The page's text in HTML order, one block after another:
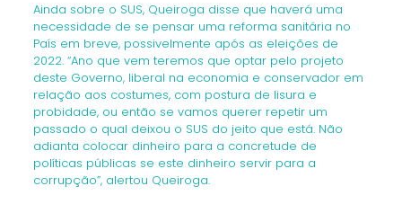
Ainda sobre o SUS, Queiroga disse que haverá uma
necessidade de se pensar uma reforma sanitária no
País em breve, possivelmente após as eleições de
2022. “Ano que vem teremos que optar pelo projeto
deste Governo, liberal na economia e conservador em
relação aos costumes, com postura de lisura e
probidade, ou então se vamos querer repetir um
passado o qual deixou o SUS do jeito que está. Não
adianta colocar dinheiro para a concretude de
políticas públicas se este dinheiro servir para a
corrupção”, alertou Queiroga.